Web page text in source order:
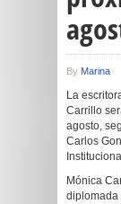
By Marina
La
Carrillo
agosto,
Carlos
Mónica
diplomada